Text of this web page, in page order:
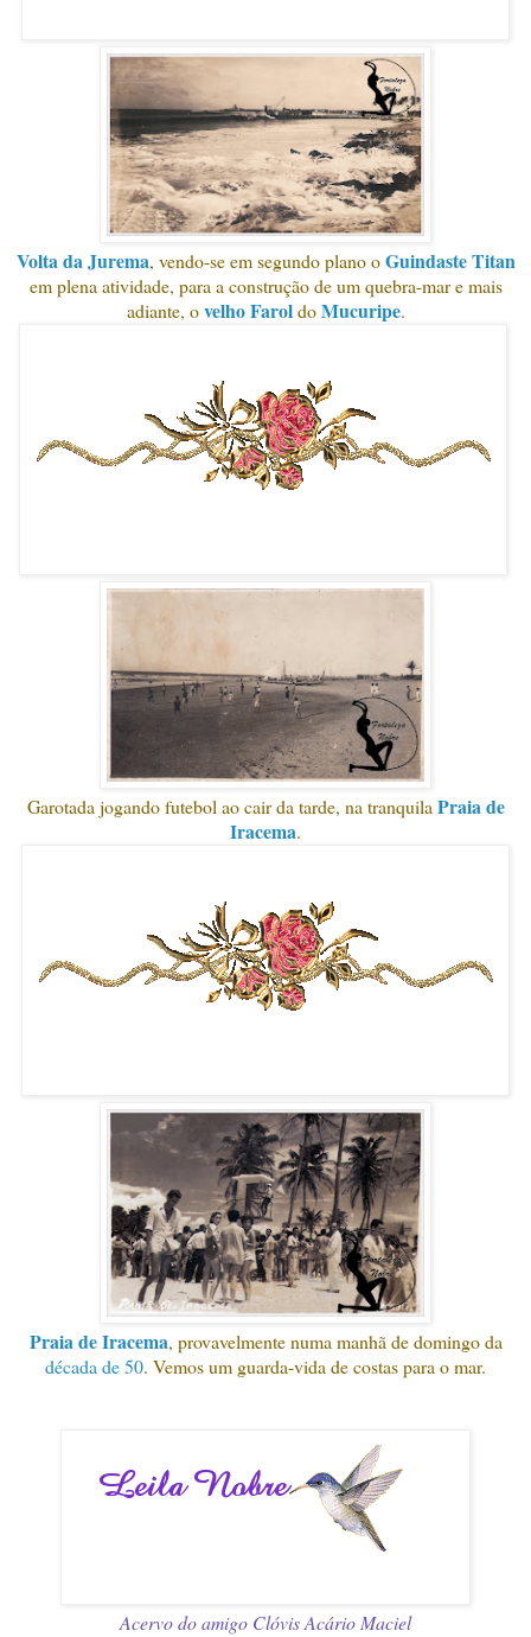
Volta da Jurema, vendo-se em segundo plano oGuindaste Titan
em plena atividade, para a construção de um quebra-mar e mais
adiante, ovelho FaroldoMucuripe.
Garotada jogando futebol ao cair da tarde, na tranquila Praia de
Iracema.
Praia de Iracema, provavelmente numa manhã de domingo da
década de 50. Vemos um guarda-vida de costas para o mar.
Acervo do amigo Clóvis Acário Maciel